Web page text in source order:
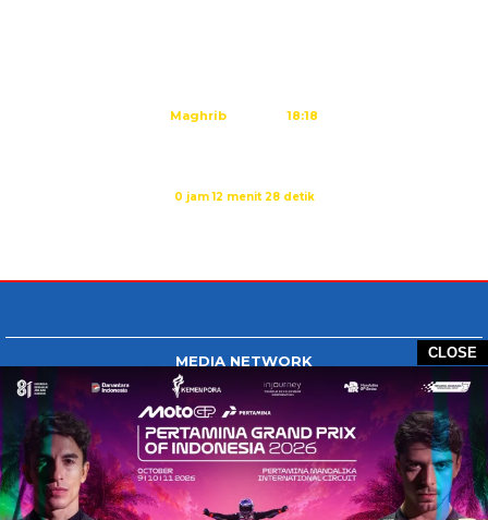
CLOSE
Maghrib 18:18
0 jam 12 menit 27 detik
MEDIA NETWORK
Tangan Berbagi
BERBAGI News
Whatsapp.com
Tiktok.com
Twitter.com Youtube.com
HOME REDAKSI
PEDOMAN MEDIA SIBER
DISCLAIMER
INFO IKLAN